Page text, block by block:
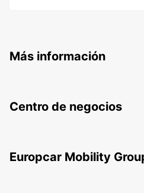
Más información
Centro de negocios
Europcar Mobility